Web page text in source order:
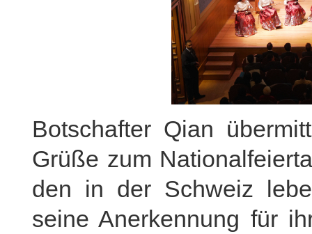
Botschafter Qian
Grüße zum
den in der Schweiz
seine Anerkennung für